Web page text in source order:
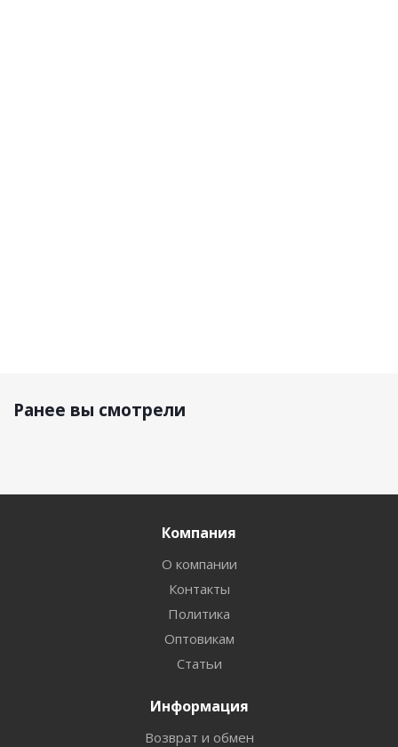
Ранее вы смотрели
Компания
О компании
Контакты
Политика
Оптовикам
Статьи
Информация
Возврат и обмен